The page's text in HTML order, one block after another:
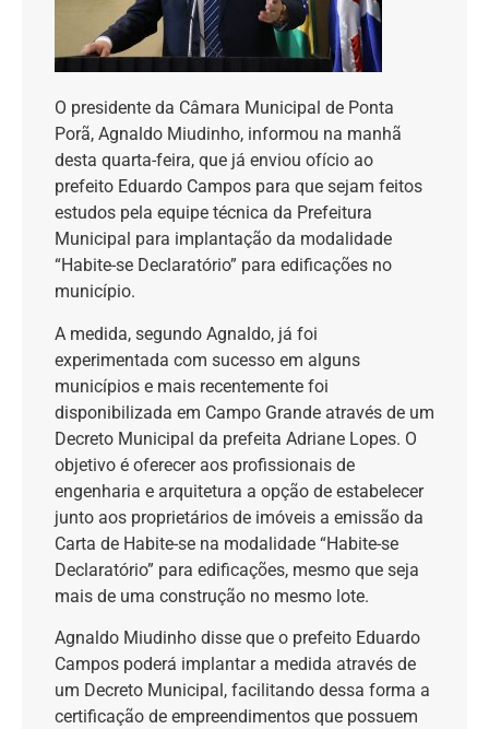
O presidente da Câmara Municipal de Ponta
Porã, Agnaldo Miudinho, informou na manhã
desta quarta-feira, que já enviou ofício ao
prefeito Eduardo Campos para que sejam feitos
estudos pela equipe técnica da Prefeitura
Municipal para implantação da modalidade
“Habite-se Declaratório” para edificações no
município.
A medida, segundo Agnaldo, já foi
experimentada com sucesso em alguns
municípios e mais recentemente foi
disponibilizada em Campo Grande através de um
Decreto Municipal da prefeita Adriane Lopes. O
objetivo é oferecer aos profissionais de
engenharia e arquitetura a opção de estabelecer
junto aos proprietários de imóveis a emissão da
Carta de Habite-se na modalidade “Habite-se
Declaratório” para edificações, mesmo que seja
mais de uma construção no mesmo lote.
Agnaldo Miudinho disse que o prefeito Eduardo
Campos poderá implantar a medida através de
um Decreto Municipal, facilitando dessa forma a
certificação de empreendimentos que possuem